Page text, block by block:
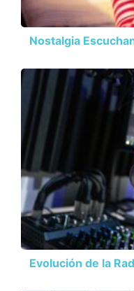
Nostalgia
Evolución de la